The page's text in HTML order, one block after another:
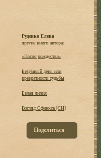
Руденко Елена
другие книги автора:
«После рождества»
Безумный день или
превратности судьбы
Белая лилия
Взгляд Сфинкса [СИ]
Поделиться